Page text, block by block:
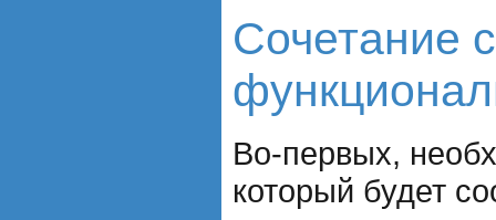
Сочетание
Во-первых,
который будет